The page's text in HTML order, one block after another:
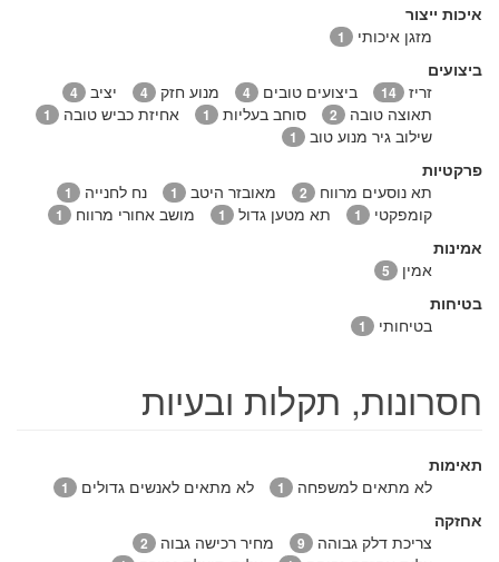
איכות ייצור
מזגן איכותי
1
ביצועים
זריז
14 ביצועים טובים 4 מנוע חזק 4 יציב 4
תאוצה טובה 2 סוחב בעליות 1 אחיזת כביש טובה 1
שילוב גיר מנוע טוב 1
פרקטיות
תא נוסעים מרווח
2 מאובזר היטב 1 נח לחנייה 1
קומפקטי 1 תא מטען גדול 1 מושב אחורי מרווח 1
אמינות
אמין
5
בטיחות
בטיחותי
1
חסרונות, תקלות ובעיות
תאימות
לא מתאים למשפחה
1 לא מתאים לאנשים גדולים 1
אחזקה
צריכת דלק גבוהה
9 מחיר רכישה גבוה 2